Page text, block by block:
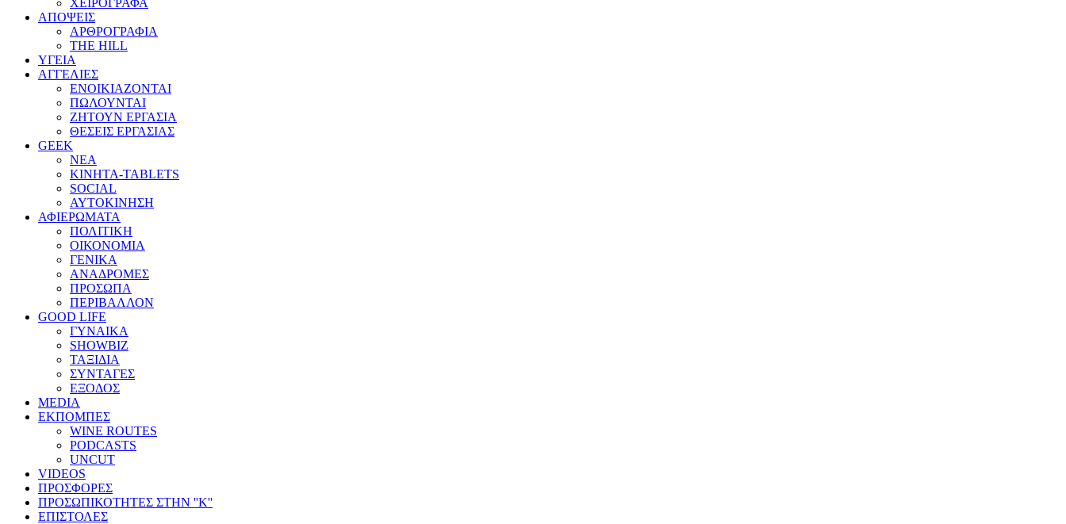
ΧΕΙΡΟΓΡΑΦΑ
ΑΠΟΨΕΙΣ
ΑΡΘΡΟΓΡΑΦΙΑ
THE HILL
ΥΓΕΙΑ
ΑΓΓΕΛΙΕΣ
ΕΝΟΙΚΙΑΖΟΝΤΑΙ
ΠΩΛΟΥΝΤΑΙ
ΖΗΤΟΥΝ ΕΡΓΑΣΙΑ
ΘΕΣΕΙΣ ΕΡΓΑΣΙΑΣ
GEEK
ΝΕΑ
ΚΙΝΗΤΑ-TABLETS
SOCIAL
ΑΥΤΟΚΙΝΗΣΗ
ΑΦΙΕΡΩΜΑΤΑ
ΠΟΛΙΤΙΚΗ
ΟΙΚΟΝΟΜΙΑ
ΓΕΝΙΚΑ
ΑΝΑΔΡΟΜΕΣ
ΠΡΟΣΩΠΑ
ΠΕΡΙΒΑΛΛΟΝ
GOOD LIFE
ΓΥΝΑΙΚΑ
SHOWBIZ
ΤΑΞΙΔΙΑ
ΣΥΝΤΑΓΕΣ
ΕΞΟΔΟΣ
MEDIA
ΕΚΠΟΜΠΕΣ
WINE ROUTES
PODCASTS
UNCUT
VIDEOS
ΠΡΟΣΦΟΡΕΣ
ΠΡΟΣΩΠΙΚΟΤΗΤΕΣ ΣΤΗΝ ''Κ''
ΕΠΙΣΤΟΛΕΣ